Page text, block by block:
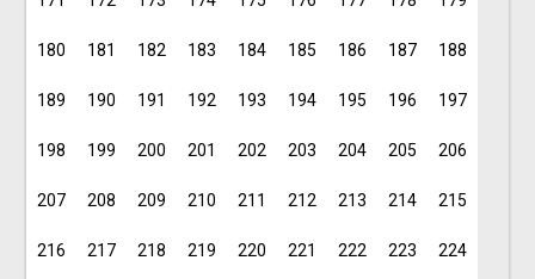
180 181 182 183 184 185 186 187 188
189 190 191 192 193 194 195 196 197
198 199 200 201 202 203 204 205 206
207 208 209 210 211 212 213 214 215
216 217 218 219 220 221 222 223 224